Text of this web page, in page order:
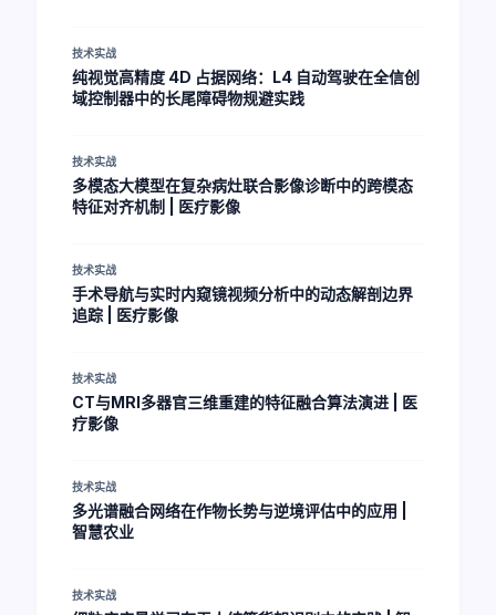
技术实战
纯视觉高精度 4D 占据网络：L4 自动驾驶在全信创
域控制器中的长尾障碍物规避实践
技术实战
多模态大模型在复杂病灶联合影像诊断中的跨模态
特征对齐机制 | 医疗影像
技术实战
手术导航与实时内窥镜视频分析中的动态解剖边界
追踪 | 医疗影像
技术实战
CT与MRI多器官三维重建的特征融合算法演进 | 医
疗影像
技术实战
多光谱融合网络在作物长势与逆境评估中的应用 |
智慧农业
技术实战